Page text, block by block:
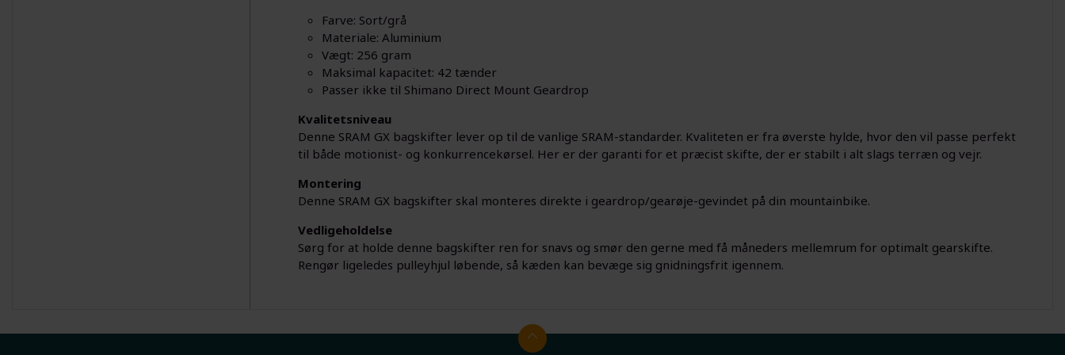
Farve: Sort/grå
Materiale: Aluminium
Vægt: 256 gram
Maksimal kapacitet: 42 tænder
Passer ikke til Shimano Direct Mount Geardrop
Kvalitetsniveau
Denne SRAM GX bagskifter lever op til de vanlige SRAM-standarder. Kvaliteten er fra øverste hylde, hvor den vil passe perfekt
til både motionist- og konkurrencekørsel. Her er der garanti for et præcist skifte, der er stabilt i alt slags terræn og vejr.
Montering
Denne SRAM GX bagskifter skal monteres direkte i geardrop/gearøje-gevindet på din mountainbike.
Vedligeholdelse
Sørg for at holde denne bagskifter ren for snavs og smør den gerne med få måneders mellemrum for optimalt gearskifte.
Rengør ligeledes pulleyhjul løbende, så kæden kan bevæge sig gnidningsfrit igennem.